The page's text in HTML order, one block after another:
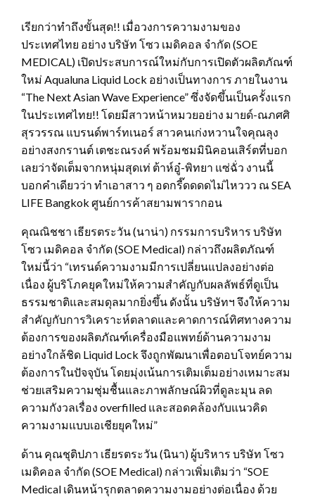
เรียกว่าทำถึงขั้นสุด!! เมื่อวงการความงามของ
ประเทศไทย อย่าง บริษัท โซว เมดิคอล จำกัด (SOE
MEDICAL) เปิดประสบการณ์ใหม่กับการเปิดตัวผลิตภัณฑ์
ใหม่ Aqualuna Liquid Lock อย่างเป็นทางการ ภายในงาน
“The Next Asian Wave Experience” ซึ่งจัดขึ้นเป็นครั้งแรก
ในประเทศไทย!! โดยมีสาวหน้าหมวยอย่าง มายด์-ณภศศิ
สุรวรรณ แบรนด์พาร์ทเนอร์ สาวคนเก่งหวานใจคุณลุง
อย่างสงกรานต์ เตชะณรงค์ พร้อมชมมินิคอนเสิร์ตที่บอก
เลยว่าจัดเต็มจากหนุ่มสุดเท่ ต้าห์อู๋-พิทยา แซ่ฉั่ว งานนี้
บอกคำเดียวว่า ทำเอาสาว ๆ อดกรี๊ดดดดไม่ไหววว ณ SEA
LIFE Bangkok ศูนย์การค้าสยามพารากอน
คุณณิชชา เธียรตระวัน (นาน่า) กรรมการบริหาร บริษัท
โซว เมดิคอล จำกัด (SOE Medical) กล่าวถึงผลิตภัณฑ์
ใหม่นี้ว่า “เทรนด์ความงามมีการเปลี่ยนแปลงอย่างต่อ
เนื่อง ผู้บริโภคยุคใหม่ให้ความสำคัญกับผลลัพธ์ที่ดูเป็น
ธรรมชาติและสมดุลมากยิ่งขึ้น ดังนั้น บริษัทฯ จึงให้ความ
สำคัญกับการวิเคราะห์ตลาดและคาดการณ์ทิศทางความ
ต้องการของผลิตภัณฑ์เครื่องมือแพทย์ด้านความงาม
อย่างใกล้ชิด Liquid Lock จึงถูกพัฒนาเพื่อตอบโจทย์ความ
ต้องการในปัจจุบัน โดยมุ่งเน้นการเติมเต็มอย่างเหมาะสม
ช่วยเสริมความชุ่มชื้นและภาพลักษณ์ผิวที่ดูละมุน ลด
ความกังวลเรื่อง overfilled และสอดคล้องกับแนวคิด
ความงามแบบเอเชียยุคใหม่”
ด้าน คุณชุติปภา เธียรตระวัน (นินา) ผู้บริหาร บริษัท โซว
เมดิคอล จำกัด (SOE Medical) กล่าวเพิ่มเติมว่า “SOE
Medical เดินหน้ารุกตลาดความงามอย่างต่อเนื่อง ด้วย